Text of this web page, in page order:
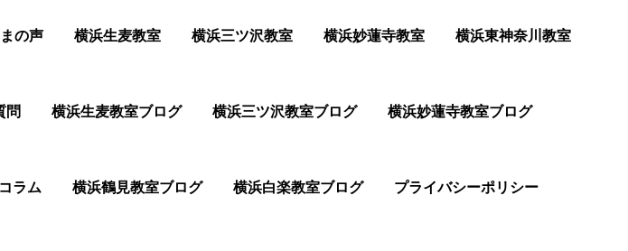
の声 横浜生麦教室 横浜三ツ沢教室 横浜妙蓮寺教室 横浜東神奈川教室
問 横浜生麦教室ブログ 横浜三ツ沢教室ブログ 横浜妙蓮寺教室ブログ
ラム 横浜鶴見教室ブログ 横浜白楽教室ブログ プライバシーポリシー